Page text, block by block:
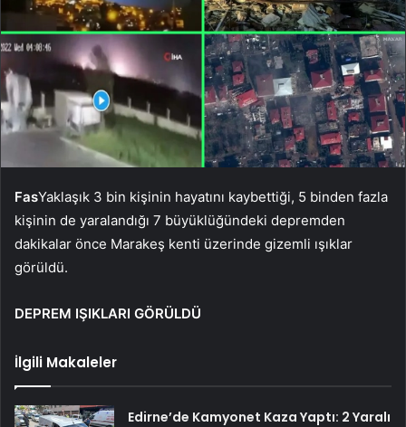
FasYaklaşık 3 bin kişinin hayatını kaybettiği, 5 binden fazla
kişinin de yaralandığı 7 büyüklüğündeki depremden
dakikalar önce Marakeş kenti üzerinde gizemli ışıklar
görüldü.
DEPREM IŞIKLARI GÖRÜLDÜ
İlgili Makaleler
Edirne’de Kamyonet Kaza Yaptı: 2 Yaralı